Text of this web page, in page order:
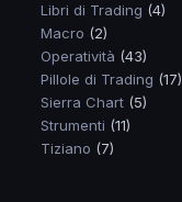
Libri di Trading (4)
Macro (2)
Operatività (43)
Pillole di Trading (17)
Sierra Chart(5)
Strumenti (11)
Tiziano (7)